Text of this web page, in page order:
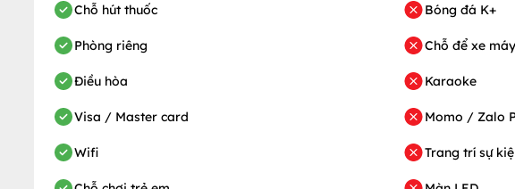
Chỗ hút thuốc
Phòng riêng
Điều hòa
Visa / Master card
Wifi
Bóng đá K+
Chỗ để xe máy
Karaoke
Momo / Zalo
Trang trí sự